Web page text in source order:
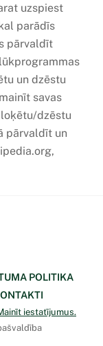
uzspiest
parādīs
pārvaldīt
un dzēstu
savas
dzēstu
pārvaldīt un
POLITIKA
iestatījumus.